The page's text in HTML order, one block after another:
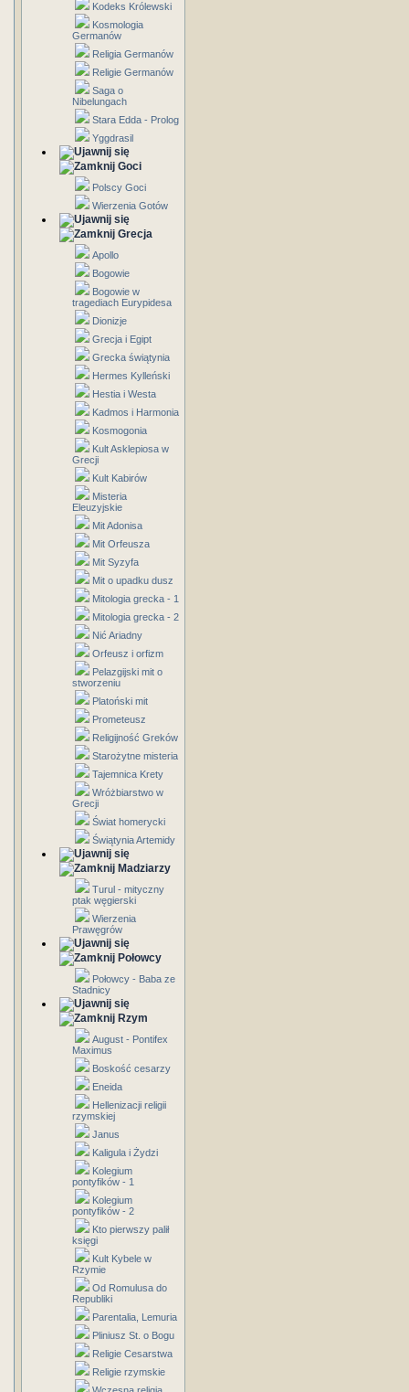
Kodeks Królewski
Kosmologia
Germanów
Religia Germanów
Religie Germanów
Saga o
Nibelungach
Stara Edda - Prolog
Yggdrasil
Goci
Polscy Goci
Wierzenia Gotów
Grecja
Apollo
Bogowie
Bogowie w
tragediach Eurypidesa
Dionizje
Grecja i Egipt
Grecka świątynia
Hermes Kylleński
Hestia i Westa
Kadmos i Harmonia
Kosmogonia
Kult Asklepiosa w
Grecji
Kult Kabirów
Misteria
Eleuzyjskie
Mit Adonisa
Mit Orfeusza
Mit Syzyfa
Mit o upadku dusz
Mitologia grecka - 1
Mitologia grecka - 2
Nić Ariadny
Orfeusz i orfizm
Pelazgijski mit o
stworzeniu
Platoński mit
Prometeusz
Religijność Greków
Starożytne misteria
Tajemnica Krety
Wróżbiarstwo w
Grecji
Świat homerycki
Świątynia Artemidy
Madziarzy
Turul - mityczny
ptak węgierski
Wierzenia
Prawęgrów
Połowcy
Połowcy - Baba ze
Stadnicy
Rzym
August - Pontifex
Maximus
Boskość cesarzy
Eneida
Hellenizacji religii
rzymskiej
Janus
Kaligula i Żydzi
Kolegium
pontyfików - 1
Kolegium
pontyfików - 2
Kto pierwszy palił
księgi
Kult Kybele w
Rzymie
Od Romulusa do
Republiki
Parentalia, Lemuria
Pliniusz St. o Bogu
Religie Cesarstwa
Religie rzymskie